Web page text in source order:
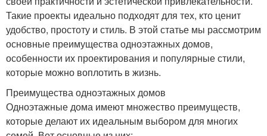
Такие проекты идеально подходят для тех, кто ценит
удобство, простоту и стиль. В этой статье мы рассмотрим
основные преимущества одноэтажных домов,
особенности их проектирования и популярные стили,
которые можно воплотить в жизнь.
Преимущества одноэтажных домов
Одноэтажные дома имеют множество преимуществ,
которые делают их идеальным выбором для многих